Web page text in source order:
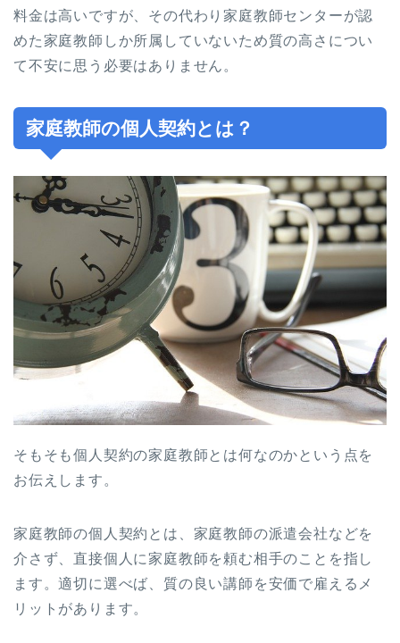
料金は高いですが、その代わり家庭教師センターが認
めた家庭教師しか所属していないため質の高さについ
て不安に思う必要はありません。
家庭教師の個人契約とは？
そもそも個人契約の家庭教師とは何なのかという点を
お伝えします。
家庭教師の個人契約とは、家庭教師の派遣会社などを
介さず、直接個人に家庭教師を頼む相手のことを指し
ます。適切に選べば、質の良い講師を安価で雇えるメ
リットがあります。